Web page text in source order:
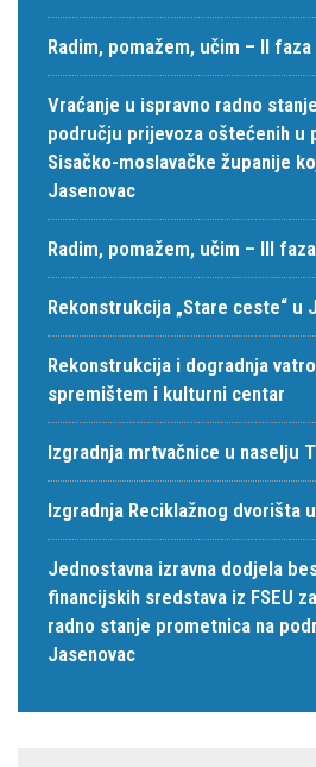
Radim, pomažem, učim – II faza
Vraćanje u ispravno radno
području prijevoza oštećenih u
Sisačko-moslavačke županije
Jasenovac
Radim, pomažem, učim – III faza
Rekonstrukcija „Stare ceste“ u
Rekonstrukcija i dogradnja
spremištem i kulturni centar
Izgradnja mrtvačnice u naselju
Izgradnja Reciklažnog dvorišta
Jednostavna izravna dodjela
financijskih sredstava iz FSEU
radno stanje prometnica na
Jasenovac